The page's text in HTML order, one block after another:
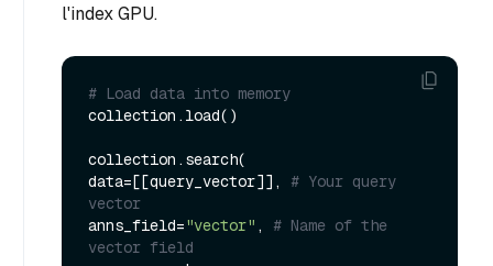
l'index GPU.
# Load data into memory
collection.load()
collection.search(
data=[[query_vector]], # Your query
vector
anns_field="vector" , # Name of the
vector field